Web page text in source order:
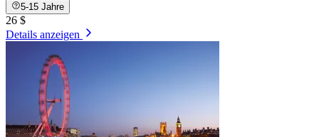
5-15 Jahre
26 $
Details anzeigen